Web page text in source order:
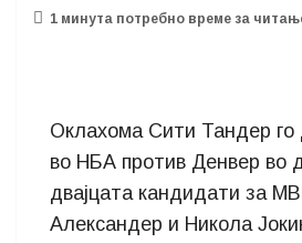
1 минутa потребно време за
Оклахома Сити Тандер го
во НБА против Денвер во
двајцата кандидати за
Александер и Никола